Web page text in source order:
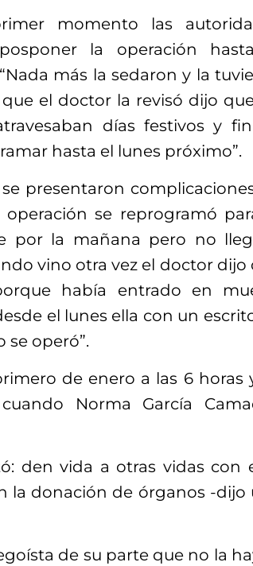
momento las
la operación
más la sedaron y la
el doctor la revisó dijo
días festivos y
hasta el lunes próximo”.
presentaron
se reprogramó
por la mañana pero no
vino otra vez el doctor dijo
había entrado en
el lunes ella con un
se operó”.
de enero a las 6 horas
Norma García
den vida a otras vidas con
la donación de órganos -dijo
de su parte que no la